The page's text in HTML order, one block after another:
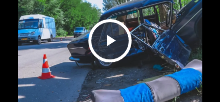
Play Video